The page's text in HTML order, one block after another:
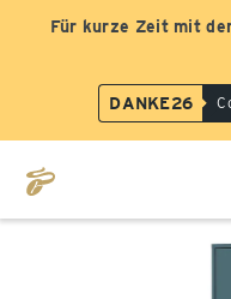
Für kurze Zeit mit
DANKE26